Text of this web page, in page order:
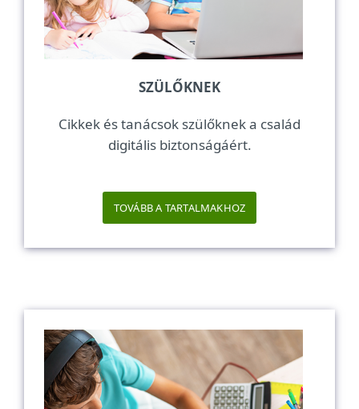
SZÜLŐKNEK
Cikkek és tanácsok szülőknek a család
digitális biztonságáért.
TOVÁBB A TARTALMAKHOZ